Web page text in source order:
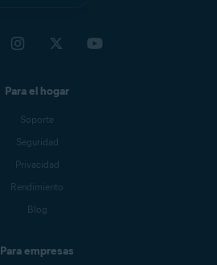
Para el hogar
Soporte
Seguridad
Privacidad
Rendimiento
Blog
Para empresas